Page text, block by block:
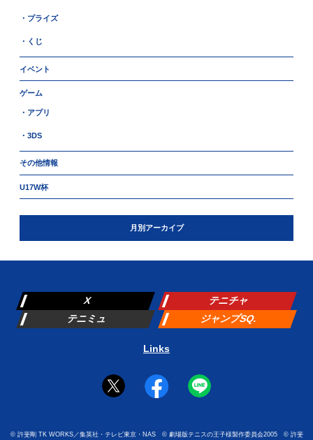
・プライズ
・くじ
イベント
ゲーム
・アプリ
・3DS
その他情報
U17W杯
月別アーカイブ
X
テニチャ
テニミュ
ジャンプSQ.
Links
©許斐剛 TK WORKS／集英社・テレビ東京・NAS ©劇場版テニスの王子様製作委員会2005 ©許斐